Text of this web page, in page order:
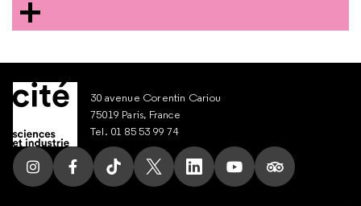
30 avenue Corentin Cariou
75019 Paris, France
Tel. 01 85 53 99 74
Suivez nous sur Instagram
Suivez nous sur Facebook
Suivez nous sur Tik Tok
Suivez nous sur X
Suivez nous sur LinkedIn
Suivez nous sur
Suivez nous